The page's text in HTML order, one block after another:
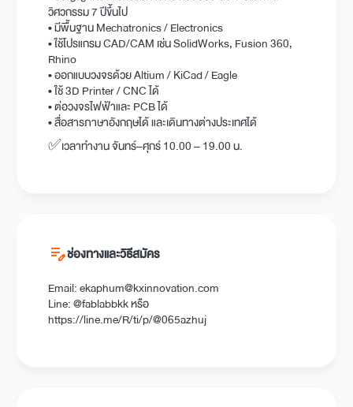
วิศวกรรม 7 ปีขึ้นไป
• มีพื้นฐาน Mechatronics / Electronics
• ใช้โปรแกรม CAD/CAM เช่น SolidWorks, Fusion 360,
Rhino
• ออกแบบวงจรด้วย Altium / KiCad / Eagle
• ใช้ 3D Printer / CNC ได้
• ต่อวงจรไฟฟ้าและ PCB ได้
• สื่อสารภาษาอังกฤษได้ และเดินทางต่างประเทศได้
✅เวลาทำงาน จันทร์–ศุกร์ 10.00 – 19.00 น.
edit_noteช่องทางและวิธีสมัคร
Email:ekaphum@kxinnovation.com
Line: @fablabbkk หรือ
https://line.me/R/ti/p/@065azhuj